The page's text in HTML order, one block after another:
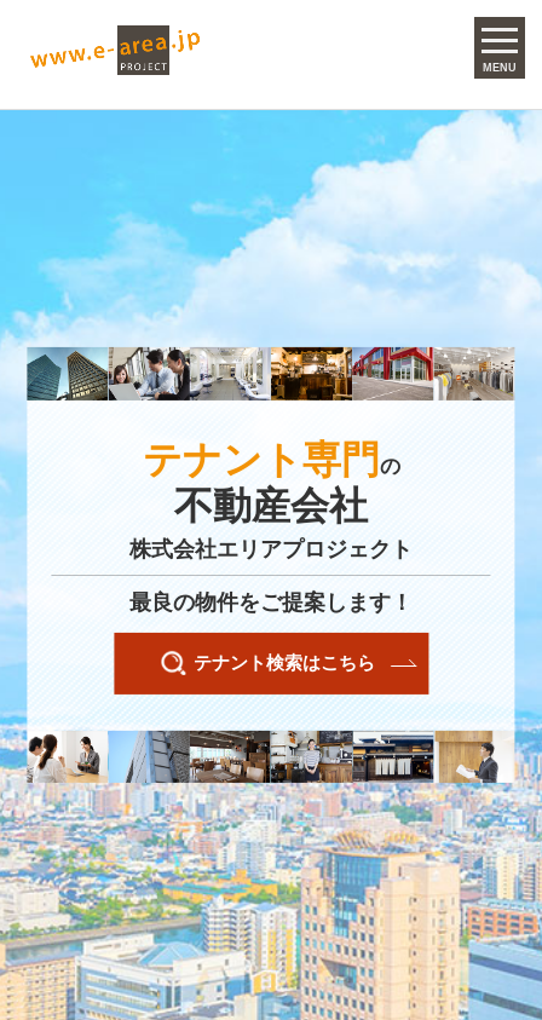
MENU
テナント専門 の
不動産会社
株式会社エリアプロジェクト
最良の物件をご提案します！
テナント検索はこちら